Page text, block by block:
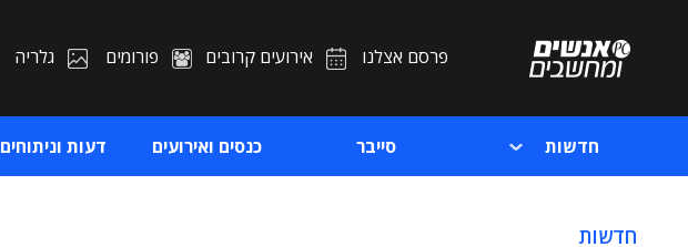
פרסם אצלנו אירועים קרובים פורומים גלריה
חדשות סייבר כנסים ואירועים דעות וניתוחים
חדשות